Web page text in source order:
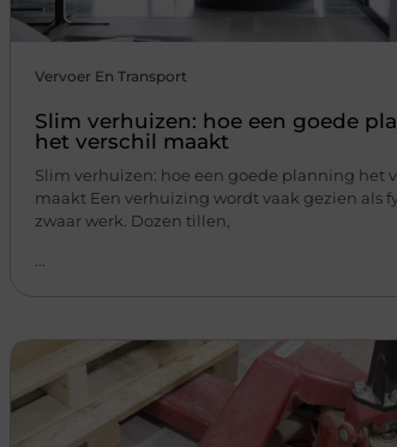
Vervoer En Transport
Slim verhuizen: hoe een goede
het verschil maakt
Slim verhuizen: hoe een goede planning het
maakt Een verhuizing wordt vaak gezien als
zwaar werk. Dozen tillen,
...